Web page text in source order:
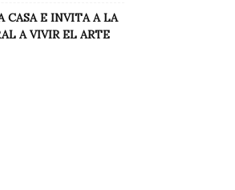
CASA E INVITA A LA
A VIVIR EL ARTE